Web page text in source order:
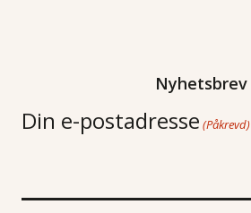
Nyhetsbrev
Din e-postadresse (Påkrevd)